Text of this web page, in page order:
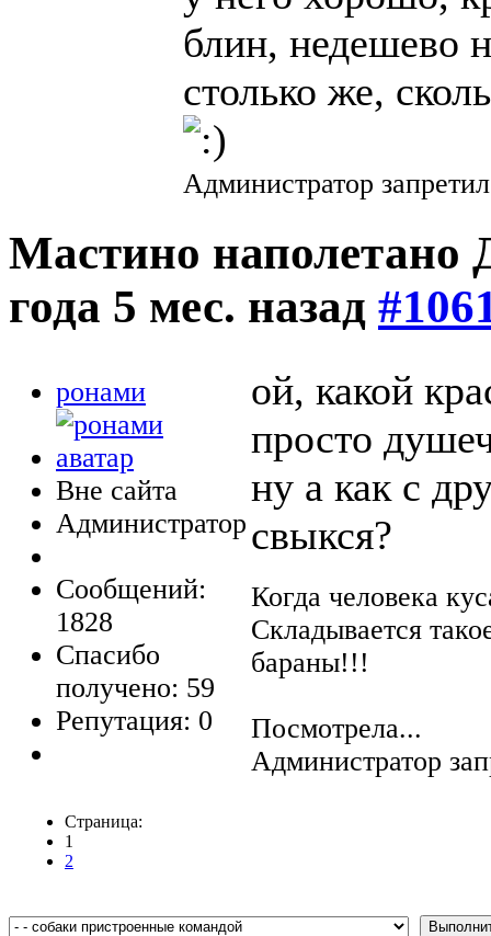
блин, недешево
столько же,
Администратор
Мастино наполетано
года 5 мес. назад
ронами
Вне сайта
Администратор
Сообщений:
1828
Спасибо
получено: 59
Репутация: 0
ой, какой
просто
ну а как с
свыкся?
Когда человека
Складывается
бараны!!!
Посмотрела...
Администратор
Страница:
1
2